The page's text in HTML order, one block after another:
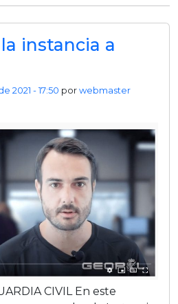
instancia a
2021 - 17:50 porwebmaster
CIVIL En este